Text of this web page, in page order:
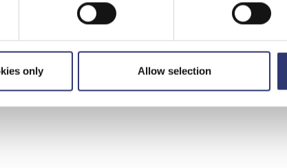
only Allow selection
foroffentlighedsproces, som vi ser frem til at være
direktør for Hirtshals Havn.